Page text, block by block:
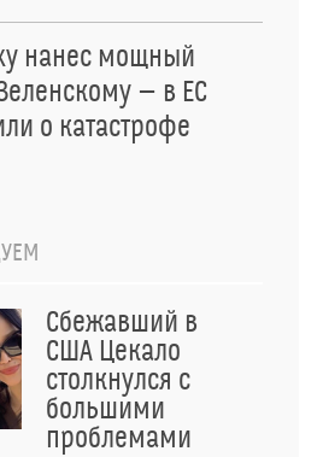
нанес мощный
— в ЕС
о катастрофе
Сбежавший в
США Цекало
столкнулся с
большими
проблемами